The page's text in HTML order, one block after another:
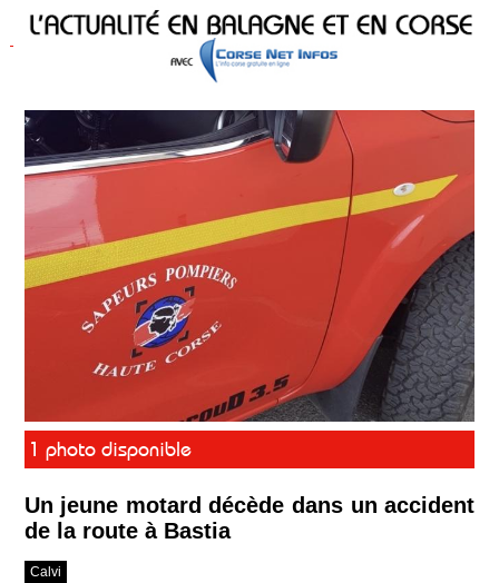
1 photo disponible
Un jeune motard décède dans un accident
de la route à Bastia
Calvi